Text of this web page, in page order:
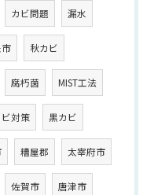
カビ問題 漏水
秋カビ
腐朽菌 MIST工法
ビ対策 黒カビ
糟屋郡 太宰府市
佐賀市 唐津市